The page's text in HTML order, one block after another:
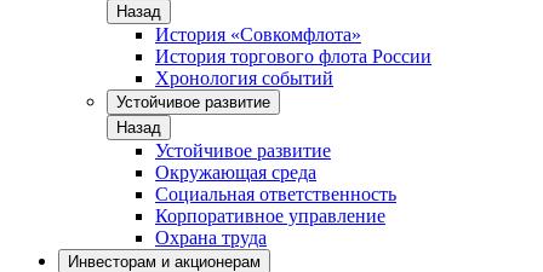
Назад
История «Совкомфлота»
История торгового флота России
Хронология событий
Устойчивое развитие
Назад
Устойчивое развитие
Окружающая среда
Социальная ответственность
Корпоративное управление
Охрана труда
Инвесторам и акционерам